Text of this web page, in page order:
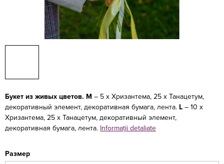
Букет из живых цветов. М – 5 х Хризантема, 25 х Танацетум,
декоративный элемент, декоративная бумага, лента. L – 10 х
Хризантема, 25 х Танацетум, декоративный элемент,
декоративная бумага, лента. Informaţii detaliate
Размер